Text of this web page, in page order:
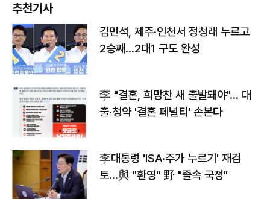
추천기사
김민석, 제주·인천서 정청래 누르고
2승째…2대1 구도 완성
李 "결혼, 희망찬 새 출발돼야"… 대
출·청약 '결혼 페널티' 손본다
李대통령 'ISA·주가 누르기' 재검
토…與 "환영" 野 "졸속 국정"